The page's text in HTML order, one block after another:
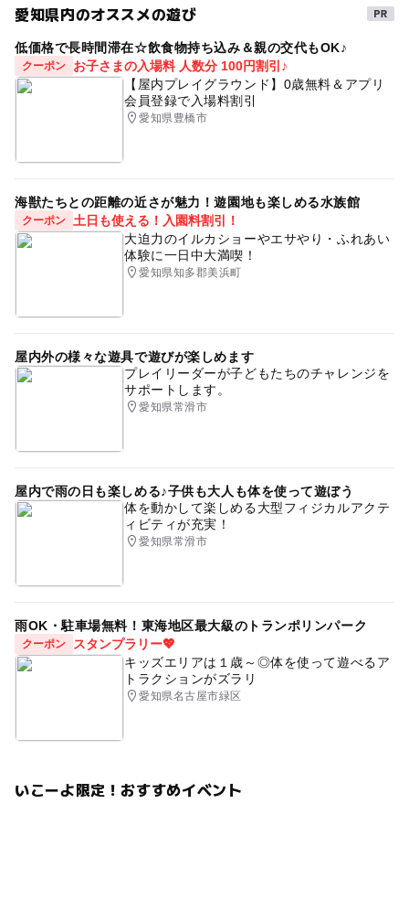
注意・制限事項
小学生低学年以下のお子様は、必ず保護者の方とご来場く
天候が激しく悪い場合は中止する可能性があります。
ものづくり・学び体験 街なかイベント
ふれあい動物園 動物とのふれあい
エアートランポリン 巨大トランポリン
ご当地グルメ
ステージイベント バッティングセンター お米
マルシェ 動物とふれあう
愛知県内のオススメの遊び
低価格で長時間滞在☆飲食物持ち込み＆親の交代もOK♪
クーポン
お子さまの入場料 人数分 100円割引♪
【屋内プレイグラウンド】0歳無料＆アプリ
会員登録で入場料割引
愛知県豊橋市
海獣たちとの距離の近さが魅力！遊園地も楽しめる水族館
クーポン
土日も使える！入園料割引！
大迫力のイルカショーやエサやり・ふれあい
体験に一日中大満喫！
愛知県知多郡美浜町
屋内外の様々な遊具で遊びが楽しめます
プレイリーダーが子どもたちのチャレンジを
サポートします。
愛知県常滑市
屋内で雨の日も楽しめる♪子供も大人も体を使って遊ぼう
体を動かして楽しめる大型フィジカルアクテ
ィビティが充実！
愛知県常滑市
雨OK・駐車場無料！東海地区最大級のトランポリンパーク
クーポン
スタンプラリー💖
キッズエリアは１歳～◎体を使って遊べるア
トラクションがズラリ
愛知県名古屋市緑区
いこーよ限定！おすすめイベント